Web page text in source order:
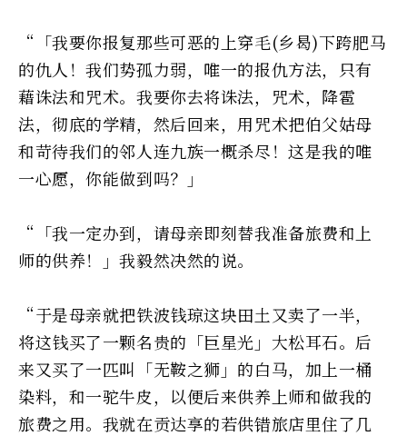
“「我要你报复那些可恶的上穿毛(乡曷)下跨肥马
的仇人！我们势孤力弱，唯一的报仇方法，只有
藉诛法和咒术。我要你去将诛法，咒术，降雹
法，彻底的学精，然后回来，用咒术把伯父姑母
和苛待我们的邻人连九族一概杀尽！这是我的唯
一心愿，你能做到吗？」
“「我一定办到，请母亲即刻替我准备旅费和上
师的供养！」我毅然决然的说。
“于是母亲就把铁波钱琼这块田土又卖了一半，
将这钱买了一颗名贵的「巨星光」大松耳石。后
来又买了一匹叫「无鞍之狮」的白马，加上一桶
染料，和一驼牛皮，以便后来供养上师和做我的
旅费之用。我就在贡达享的若供错旅店里住了几